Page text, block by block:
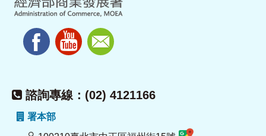
諮詢專線：(02) 4121166
署本部